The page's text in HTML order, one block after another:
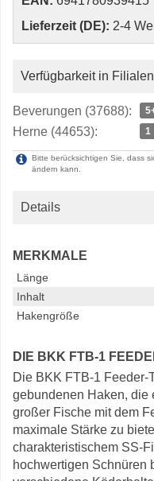
Lieferzeit (DE): 2-4
Verfügbarkeit in Filialen
Beverungen (37688):
Herne (44653): 1
Bitte berücksichtigen Sie, dass
ändern kann.
Details
MERKMALE
Länge
Inhalt
Hakengröße
DIE BKK FTB-1
Die BKK FTB-1
gebundenen Haken, die
großer Fische mit dem
maximale Stärke zu
charakteristischem SS-
hochwertigen Schnüren